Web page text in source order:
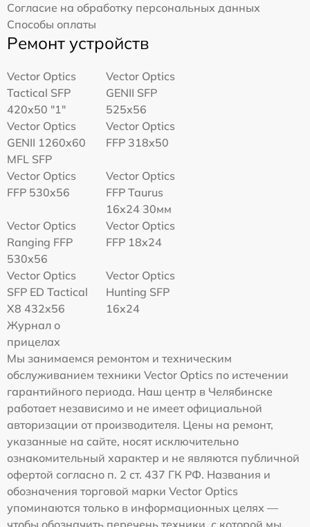
Согласие на обработку персональных данных
Способы оплаты
Ремонт устройств
Vector Optics
Tactical SFP
420x50 "1"
Vector Optics
GENII SFP
525x56
Vector Optics
GENII 1260x60
MFL SFP
Vector Optics
FFP 318x50
Vector Optics
FFP 530x56
Vector Optics
FFP Taurus
16x24 30мм
Vector Optics
Ranging FFP
530x56
Vector Optics
FFP 18x24
Vector Optics
SFP ED Tactical
X8 432x56
Vector Optics
Hunting SFP
16x24
Журнал о
прицелах
Мы занимаемся ремонтом и техническим
обслуживанием техники Vector Optics по истечении
гарантийного периода. Наш центр в Челябинске
работает независимо и не имеет официальной
авторизации от производителя. Цены на ремонт,
указанные на сайте, носят исключительно
ознакомительный характер и не являются публичной
офертой согласно п. 2 ст. 437 ГК РФ. Названия и
обозначения торговой марки Vector Optics
упоминаются только в информационных целях —
чтобы обозначить перечень техники, с которой мы